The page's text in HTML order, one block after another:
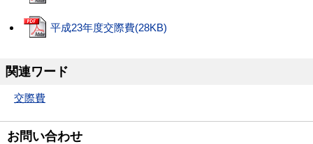
平成23年度交際費(28KB)
関連ワード
交際費
お問い合わせ